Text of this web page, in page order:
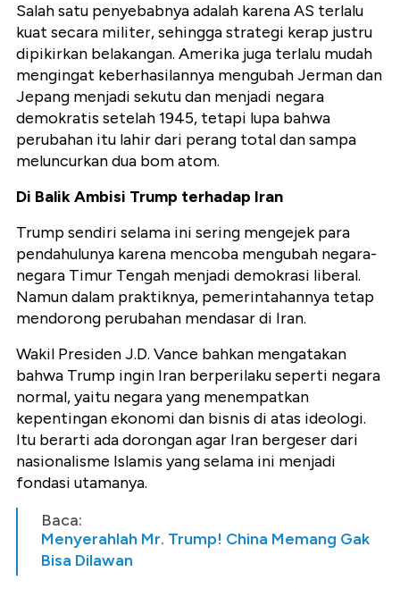
Salah satu penyebabnya adalah karena AS terlalu
kuat secara militer, sehingga strategi kerap justru
dipikirkan belakangan. Amerika juga terlalu mudah
mengingat keberhasilannya mengubah Jerman dan
Jepang menjadi sekutu dan menjadi negara
demokratis setelah 1945, tetapi lupa bahwa
perubahan itu lahir dari perang total dan sampa
meluncurkan dua bom atom.
Di Balik Ambisi Trump terhadap Iran
Trump sendiri selama ini sering mengejek para
pendahulunya karena mencoba mengubah negara-
negara Timur Tengah menjadi demokrasi liberal.
Namun dalam praktiknya, pemerintahannya tetap
mendorong perubahan mendasar di Iran.
Wakil Presiden J.D. Vance bahkan mengatakan
bahwa Trump ingin Iran berperilaku seperti negara
normal, yaitu negara yang menempatkan
kepentingan ekonomi dan bisnis di atas ideologi.
Itu berarti ada dorongan agar Iran bergeser dari
nasionalisme Islamis yang selama ini menjadi
fondasi utamanya.
Baca:
Menyerahlah Mr. Trump! China Memang Gak
Bisa Dilawan